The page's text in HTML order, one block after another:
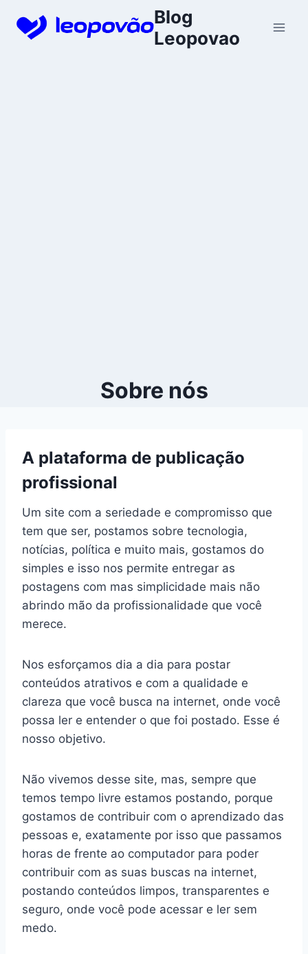
Blog
Leopovao
Sobre nós
A plataforma de publicação
profissional
Um site com a seriedade e compromisso que
tem que ser, postamos sobre tecnologia,
notícias, política e muito mais, gostamos do
simples e isso nos permite entregar as
postagens com mas simplicidade mais não
abrindo mão da profissionalidade que você
merece.
Nos esforçamos dia a dia para postar
conteúdos atrativos e com a qualidade e
clareza que você busca na internet, onde você
possa ler e entender o que foi postado. Esse é
nosso objetivo.
Não vivemos desse site, mas, sempre que
temos tempo livre estamos postando, porque
gostamos de contribuir com o aprendizado das
pessoas e, exatamente por isso que passamos
horas de frente ao computador para poder
contribuir com as suas buscas na internet,
postando conteúdos limpos, transparentes e
seguro, onde você pode acessar e ler sem
medo.